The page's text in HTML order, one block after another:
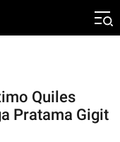
Quiles
Pratama Gigit